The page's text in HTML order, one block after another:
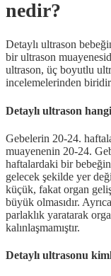
nedir?
Detaylı ultrason
bir ultrason
ultrason, üç boyutlu
incelemelerinden
Detaylı ultrason
Gebelerin 20-24.
muayenenin 20-24.
haftalardaki bir
gelecek şekilde yer
küçük, fakat organ
büyük olmasıdır.
parlaklık yaratarak
kalınlaşmamıştır.
Detaylı ultrasonu